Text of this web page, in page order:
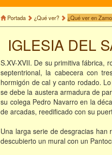
Portada ¿Qué ver? ¿Qué ver en
IGLESIA DEL
S.XV-XVII. De su primitiva fábrica,
septentrional, la cabecera con
hormigón de cal y canto rodado.
se debe la austera armadura de
su colega Pedro Navarro en la
de arcadas, reedificado con su
Una larga serie de desgracias
descubierto un mural con un